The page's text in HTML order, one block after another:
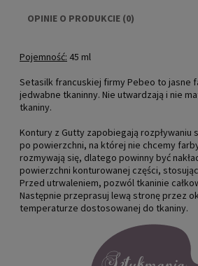
CENA NIE ZAWIERA EWENTUALNYCH
OPINIE O PRODUKCIE (0)
Pojemność: 45 ml
Setasilk francuskiej firmy Pebeo to jasne
jedwabne tkaninny. Nie utwardzają i nie
tkaniny.
Kontury z Gutty zapobiegają rozpływaniu
po powierzchni, na której nie chcemy
rozmywają się, dlatego powinny być
powierzchni konturowanej części,
Przed utrwaleniem, pozwól tkaninie
Następnie przeprasuj lewą stronę przez
temperaturze dostosowanej do tkaniny.